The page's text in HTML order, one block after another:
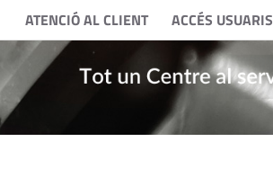
ATENCIÓ AL CLIENT ACCÉS USUARIS